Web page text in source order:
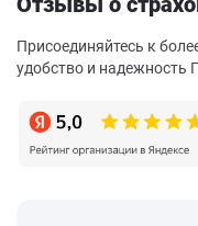
Присоединяйтесь к
удобство и надежность